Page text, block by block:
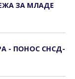
ЗА МЛАДЕ
- ПОНОС СНСД-